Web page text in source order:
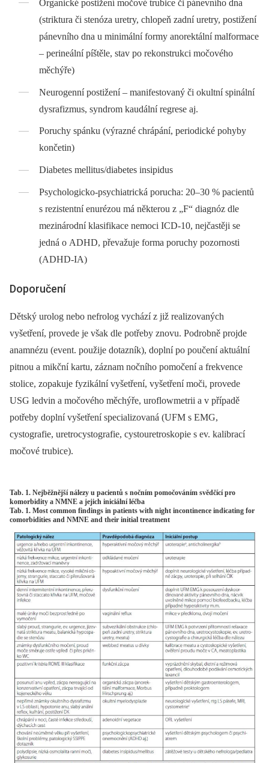
Organické postižení močové trubice či pánevního dna
(striktura či stenóza uretry, chlopeň zadní uretry, postižení
pánevního dna u minimální formy anorektální malformace
–⁠ perineální píštěle, stav po rekonstrukci močového
měchýře)
Neurogenní postižení –⁠ manifestovaný či okultní spinální
dysrafizmus, syndrom kaudální regrese aj.
Poruchy spánku (výrazné chrápání, periodické pohyby
končetin)
Diabetes mellitus/diabetes insipidus
Psychologicko‑psychiatrická porucha: 20–30 % pacientů
s rezistentní enurézou má některou z „F“ diagnóz dle
mezinárodní klasifikace nemoci ICD-10, nejčastěji se
jedná o ADHD, převažuje forma poruchy pozornosti
(ADHD‑IA)
Doporučení
Dětský urolog nebo nefrolog vychází z již realizovaných
vyšetření, provede je však dle potřeby znovu. Podrobně projde
anamnézu (event. použije dotazník), doplní po poučení aktuální
pitnou a mikční kartu, záznam nočního pomočení a frekvence
stolice, zopakuje fyzikální vyšetření, vyšetření moči, provede
USG ledvin a močového měchýře, uroflowmetrii a v případě
potřeby doplní vyšetření specializovaná (UFM s EMG,
cystografie, uretrocystografie, cystouretroskopie s ev. kalibrací
močové trubice).
Tab. 1. Nejběžnější nálezy u pacientů s nočním pomočováním svědčící pro
komorbidity a NMNE a jejich iniciální léčba
Tab. 1. Most common findings in patients with night incontinence indicating for
comorbidities and NMNE and their initial treatment